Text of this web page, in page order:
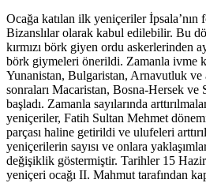
Ocağa katılan ilk yeniçeriler İpsala’nın
Bizanslılar olarak kabul edilebilir. Bu
kırmızı börk giyen ordu askerlerinden
börk giymeleri önerildi. Zamanla ivme
Yunanistan, Bulgaristan, Arnavutluk ve
sonraları Macaristan, Bosna-Hersek ve
başladı. Zamanla sayılarında
yeniçeriler, Fatih Sultan Mehmet
parçası haline getirildi ve ulufeleri
yeniçerilerin sayısı ve onlara
değişiklik göstermiştir. Tarihler 15
yeniçeri ocağı II. Mahmut tarafından